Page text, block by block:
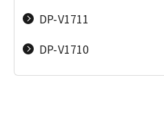
ビデオカメラ（iVIS／IXY
業務用映像機器（
トカメラ）
テム
DP-V1711
DP-V1710